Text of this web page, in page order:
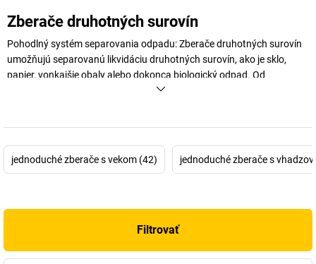
Zberače druhotných surovín
Pohodlný systém separovania odpadu: Zberače druhotných surovín
umožňujú separovanú likvidáciu druhotných surovín, ako je sklo,
papier, vonkajšie obaly alebo dokonca biologický odpad. Od
stabilného stojana na vrecia na odpadky až po nádoby na
jednoduché zberače s vekom (42) jednoduché zberače s
Filtrovať